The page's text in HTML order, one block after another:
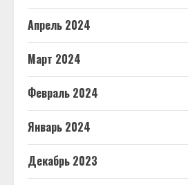
Апрель 2024
Март 2024
Февраль 2024
Январь 2024
Декабрь 2023